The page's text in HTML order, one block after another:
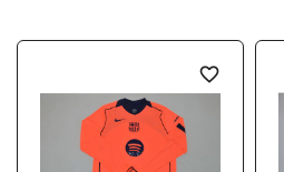
favorite_border